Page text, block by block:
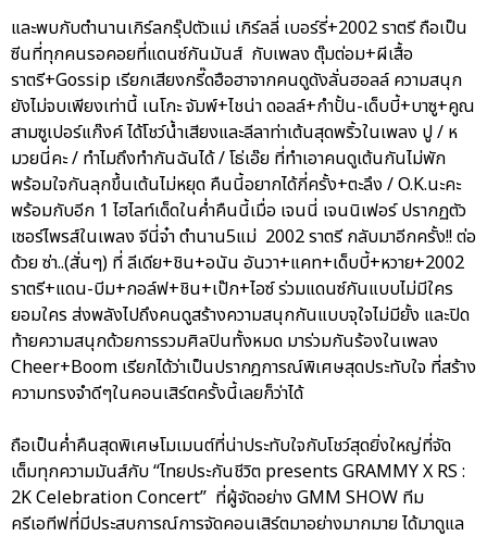
และพบกับตำนานเกิร์ลกรุ๊ปตัวแม่ เกิร์ลลี่ เบอร์รี่+2002 ราตรี ถือเป็น
ซีนที่ทุกคนรอคอยที่แดนซ์กันมันส์ กับเพลง ตุ๊มต่อม+ผีเสื้อ
ราตรี+Gossip เรียกเสียงกรี๊ดฮือฮาจากคนดูดังลั่นฮอลล์ ความสนุก
ยังไม่จบเพียงเท่านี้ เนโกะ จัมพ์+ไชน่า ดอลล์+กำปั้น-เด็บบี้+บาซู+คูณ
สามซูเปอร์แก๊งค์ ได้โชว์น้ำเสียงและลีลาท่าเต้นสุดพริ้วในเพลง ปู / ห
มวยนี่คะ / ทำไมถึงทำกันฉันได้ / โธ่เอ๊ย ที่ทำเอาคนดูเต้นกันไม่พัก
พร้อมใจกันลุกขึ้นเต้นไม่หยุด คืนนี้อยากได้กี่ครั้ง+ตะลึง / O.K.นะคะ
พร้อมกับอีก 1 ไฮไลท์เด็ดในค่ำคืนนี้เมื่อ เจนนี่ เจนนิเฟอร์ ปรากฏตัว
เซอร์ไพรส์ในเพลง จีนี่จ๋า ตำนาน5แม่ 2002 ราตรี กลับมาอีกครั้ง!! ต่อ
ด้วย ซ่า..(สั่นๆ) ที่ ลีเดีย+ชิน+อนัน อันวา+แคท+เด็บบี้+หวาย+2002
ราตรี+แดน-บีม+กอล์ฟ+ชิน+เป๊ก+ไอซ์ ร่วมแดนซ์กันแบบไม่มีใคร
ยอมใคร ส่งพลังไปถึงคนดูสร้างความสนุกกันแบบจุใจไม่มียั้ง และปิด
ท้ายความสนุกด้วยการรวมศิลปินทั้งหมด มาร่วมกันร้องในเพลง
Cheer+Boom เรียกได้ว่าเป็นปรากฎการณ์พิเศษสุดประทับใจ ที่สร้าง
ความทรงจำดีๆในคอนเสิร์ตครั้งนี้เลยก็ว่าได้
ถือเป็นค่ำคืนสุดพิเศษโมเมนต์ที่น่าประทับใจกับโชว์สุดยิ่งใหญ่ที่จัด
เต็มทุกความมันส์กับ “ไทยประกันชีวิต presents GRAMMY X RS :
2K Celebration Concert” ที่ผู้จัดอย่าง GMM SHOW ทีม
ครีเอทีฟที่มีประสบการณ์การจัดคอนเสิร์ตมาอย่างมากมาย ได้มาดูแล